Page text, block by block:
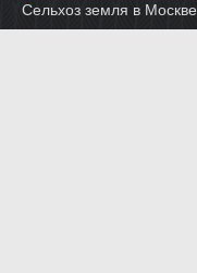
Сельхоз земля в Москве